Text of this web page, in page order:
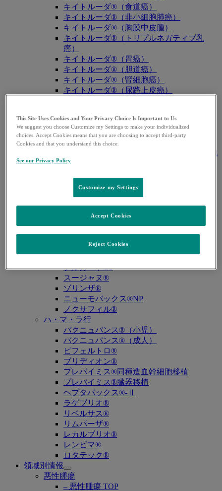
キイトルーダ®（食道癌）
キイトルーダ®（非小細胞肺癌）
キイトルーダ®（胸膜中皮腫）
キイトルーダ®（トリプルネガティブ乳
癌）
キイトルーダ®（胃癌）
キイトルーダ®（胆道癌）
キイトルーダ®（腎細胞癌）
キイトルーダ®（尿路上皮癌）
キイトルーダ®（悪性黒色腫）
キイトルーダ®（古典的ホジキンリンパ
腫）
キイトルーダ®（原発性縦隔大細胞型B細胞
リンパ腫（PMBCL））
キイトルーダ®（MSI-High結腸・直腸癌）
キャップバックス®
キュビシン®
サ・タ・ナ行
ザバクサ®
シベクトロ®
ジャヌビア®
シルガード®9
スージャヌ®
ゾリンザ®
ニューモバックス®NP
ノクサフィル®
ハ・マ・ラ行
バクニュバンス®（小児）
バクニュバンス®（成人）
ピフェルトロ®
ブリディオン®
プレバイミス®同種造血幹細胞移植
プレバイミス®臓器移植
ヘプタバックス®-Ⅱ
ラゲブリオ®
リベルサス®
リムパーザ®
レカルブリオ®
レンビマ®
ロタテック®
領域別情報
Open
submenu
悪性腫瘍
– 悪性腫瘍 TOP
This Site Uses Cookies and Your Privacy Choice Is Important to Us
We suggest you choose Customize my Settings to make your individualized
choices. Accept Cookies means that you are choosing to accept third-party
Cookies and that you understand this choice.
See our Privacy Policy
Customize my Settings
Reject Cookies
Accept Cookies